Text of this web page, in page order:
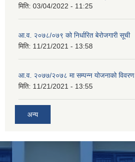
मिति: 03/04/2022 - 11:25
आ.व. २०७८/०७९ को निर्धारित बेरोजगारी सूची
मिति: 11/21/2021 - 13:58
आ.व. २०७७/२०७८ मा सम्पन्न योजनाको विवरण
मिति: 11/21/2021 - 13:55
अन्य